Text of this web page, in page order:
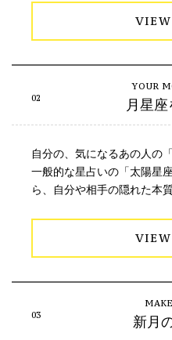
月星
自分の、気になるあの人の
一般的な星占いの「太陽星
ら、自分や相手の隠れた本
新月